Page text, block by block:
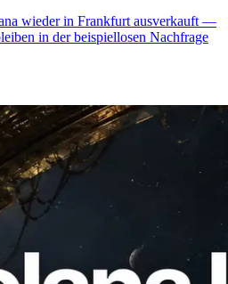
wieder in Frankfurt ausverkauft —
in der beispiellosen Nachfrage